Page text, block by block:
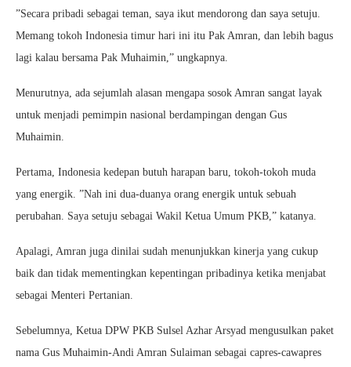
”Secara pribadi sebagai teman, saya ikut mendorong dan saya setuju.
Memang tokoh Indonesia timur hari ini itu Pak Amran, dan lebih bagus
lagi kalau bersama Pak Muhaimin,” ungkapnya.
Menurutnya, ada sejumlah alasan mengapa sosok Amran sangat layak
untuk menjadi pemimpin nasional berdampingan dengan Gus
Muhaimin.
Pertama, Indonesia kedepan butuh harapan baru, tokoh-tokoh muda
yang energik. ”Nah ini dua-duanya orang energik untuk sebuah
perubahan. Saya setuju sebagai Wakil Ketua Umum PKB,” katanya.
Apalagi, Amran juga dinilai sudah menunjukkan kinerja yang cukup
baik dan tidak mementingkan kepentingan pribadinya ketika menjabat
sebagai Menteri Pertanian.
Sebelumnya, Ketua DPW PKB Sulsel Azhar Arsyad mengusulkan paket
nama Gus Muhaimin-Andi Amran Sulaiman sebagai capres-cawapres